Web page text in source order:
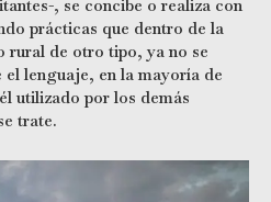
, se concibe o realiza con
prácticas que dentro de la
rural de otro tipo, ya no se
lenguaje, en la mayoría de
utilizado por los demás
trate.